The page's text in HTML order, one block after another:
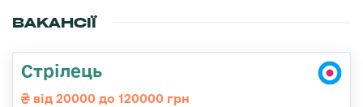
ВАКАНСІЇ
Стрілець
від 20000 до 120000 грн